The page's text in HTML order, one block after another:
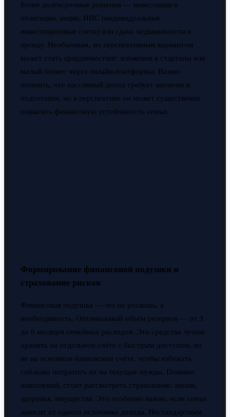
Более долгосрочные решения — инвестиции в
облигации, акции, ИИС (индивидуальные
инвестиционные счета) или сдача недвижимости в
аренду. Необычным, но перспективным вариантом
может стать краудинвестинг: вложения в стартапы или
малый бизнес через онлайн-платформы. Важно
помнить, что пассивный доход требует времени и
подготовки, но в перспективе он может существенно
повысить финансовую устойчивость семьи.
Формирование финансовой подушки и
страхование рисков
Финансовая подушка — это не роскошь, а
необходимость. Оптимальный объём резервов — от 3
до 6 месяцев семейных расходов. Эти средства лучше
хранить на отдельном счёте с быстрым доступом, но
не на основном банковском счёте, чтобы избежать
соблазна потратить их на текущие нужды. Помимо
накоплений, стоит рассмотреть страхование: жизни,
здоровья, имущества. Это особенно важно, если семья
зависит от одного источника дохода. Нестандартным